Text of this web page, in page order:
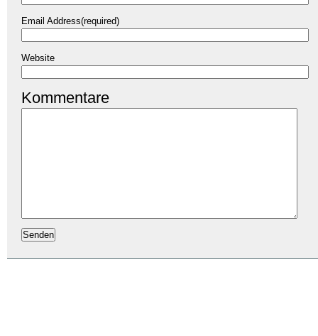
Email Address(required)
Website
Kommentare